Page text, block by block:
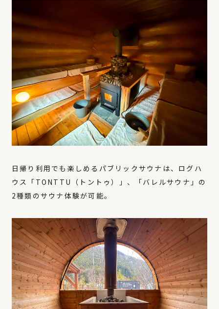
日帰り利用でも楽しめるパブリックサウナは、ログハ
ウス「TONTTU（トントゥ）」、「バレルサウナ」の
2種類のサウナ体験が可能。